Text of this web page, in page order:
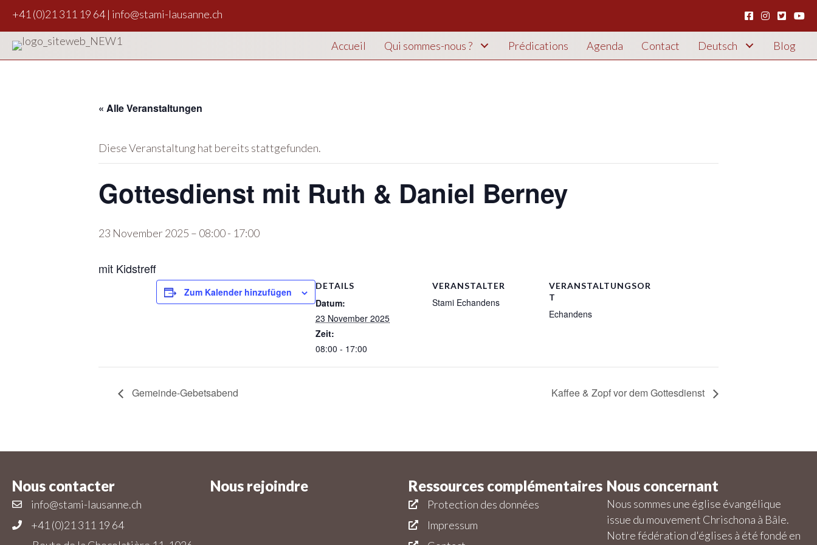
+41 (0)21 311 19 64| info@stami-lausanne.ch
Accueil Qui sommes-nous ? Prédications Agenda Contact Deutsch Blog
« Alle Veranstaltungen
Diese Veranstaltung hat bereits stattgefunden.
Gottesdienst mit Ruth & Daniel Berney
23 November 2025 – 08:00- 17:00
mit Kidstreff
Zum Kalender hinzufügen
DETAILS
Datum:
23 November 2025
Zeit:
08:00 - 17:00
VERANSTALTER
Stami Echandens
VERANSTALTUNGSOR
T
Echandens
Gemeinde-Gebetsabend Kaffee & Zopf vor dem Gottesdienst
Nous contacter
info@stami-lausanne.ch
+41 (0)21 311 19 64
Nous rejoindre Ressources complémentaires
Protection des données
Impressum
Nous concernant
Nous sommes une église évangélique
issue du mouvement Chrischona à Bâle.
Notre fédération d'églises à été fondé en